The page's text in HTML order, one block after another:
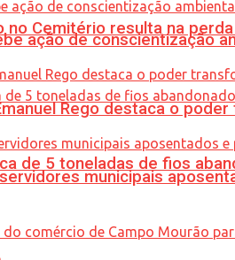
no Cemitério resulta na
de 5 toneladas de fios
ação de conscientização
Rego destaca o
municipais